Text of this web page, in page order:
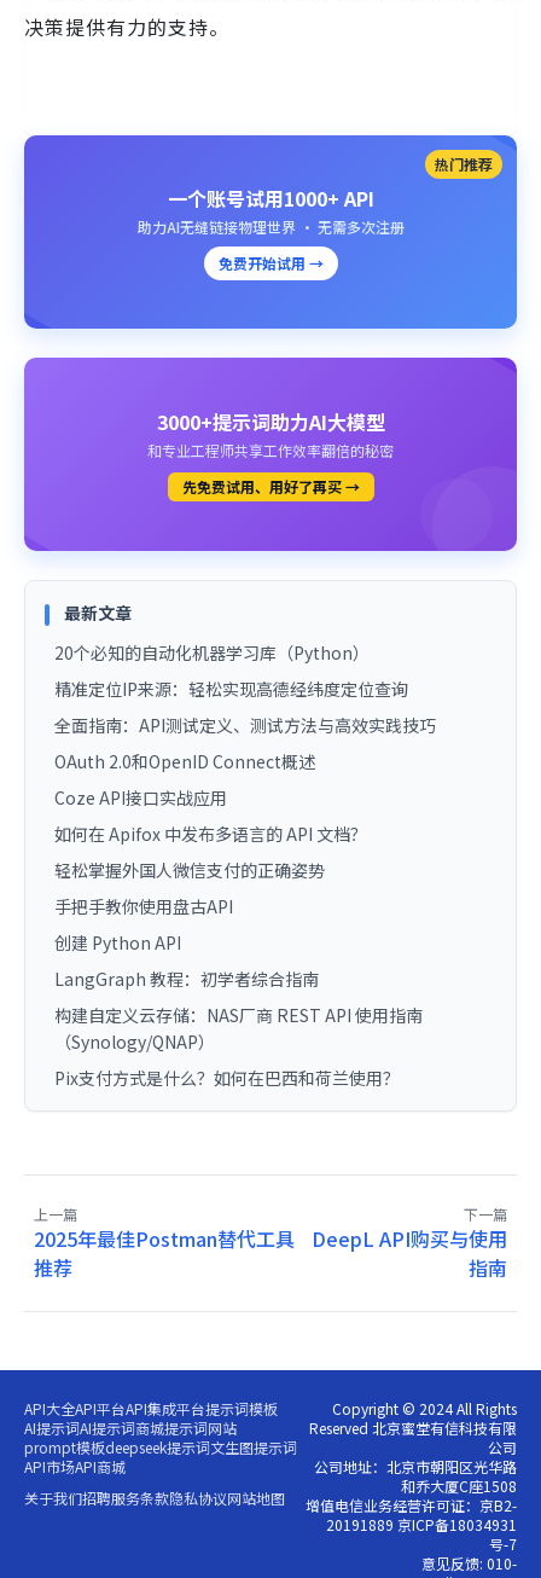
决策提供有力的支持。
热门推荐
一个账号试用1000+ API
助力AI无缝链接物理世界 · 无需多次注册
免费开始试用 →
3000+提示词助力AI大模型
和专业工程师共享工作效率翻倍的秘密
先免费试用、用好了再买 →
最新文章
20个必知的自动化机器学习库（Python）
精准定位IP来源：轻松实现高德经纬度定位查询
全面指南：API测试定义、测试方法与高效实践技巧
OAuth 2.0和OpenID Connect概述
Coze API接口实战应用
如何在 Apifox 中发布多语言的 API 文档？
轻松掌握外国人微信支付的正确姿势
手把手教你使用盘古API
创建 Python API
LangGraph 教程：初学者综合指南
构建自定义云存储：NAS厂商 REST API 使用指南
（Synology/QNAP）
Pix支付方式是什么？如何在巴西和荷兰使用？
上一篇
2025年最佳Postman替代工具
推荐
下一篇
DeepL API购买与使用
指南
API大全API平台API集成平台提示词模板
AI提示词AI提示词商城提示词网站
prompt模板deepseek提示词文生图提示词
API市场API商城
关于我们招聘服务条款隐私协议网站地图
Copyright © 2024 All Rights
Reserved 北京蜜堂有信科技有限
公司
公司地址：北京市朝阳区光华路
和乔大厦C座1508
增值电信业务经营许可证：京B2-
20191889 京ICP备18034931
号-7
意见反馈: 010-